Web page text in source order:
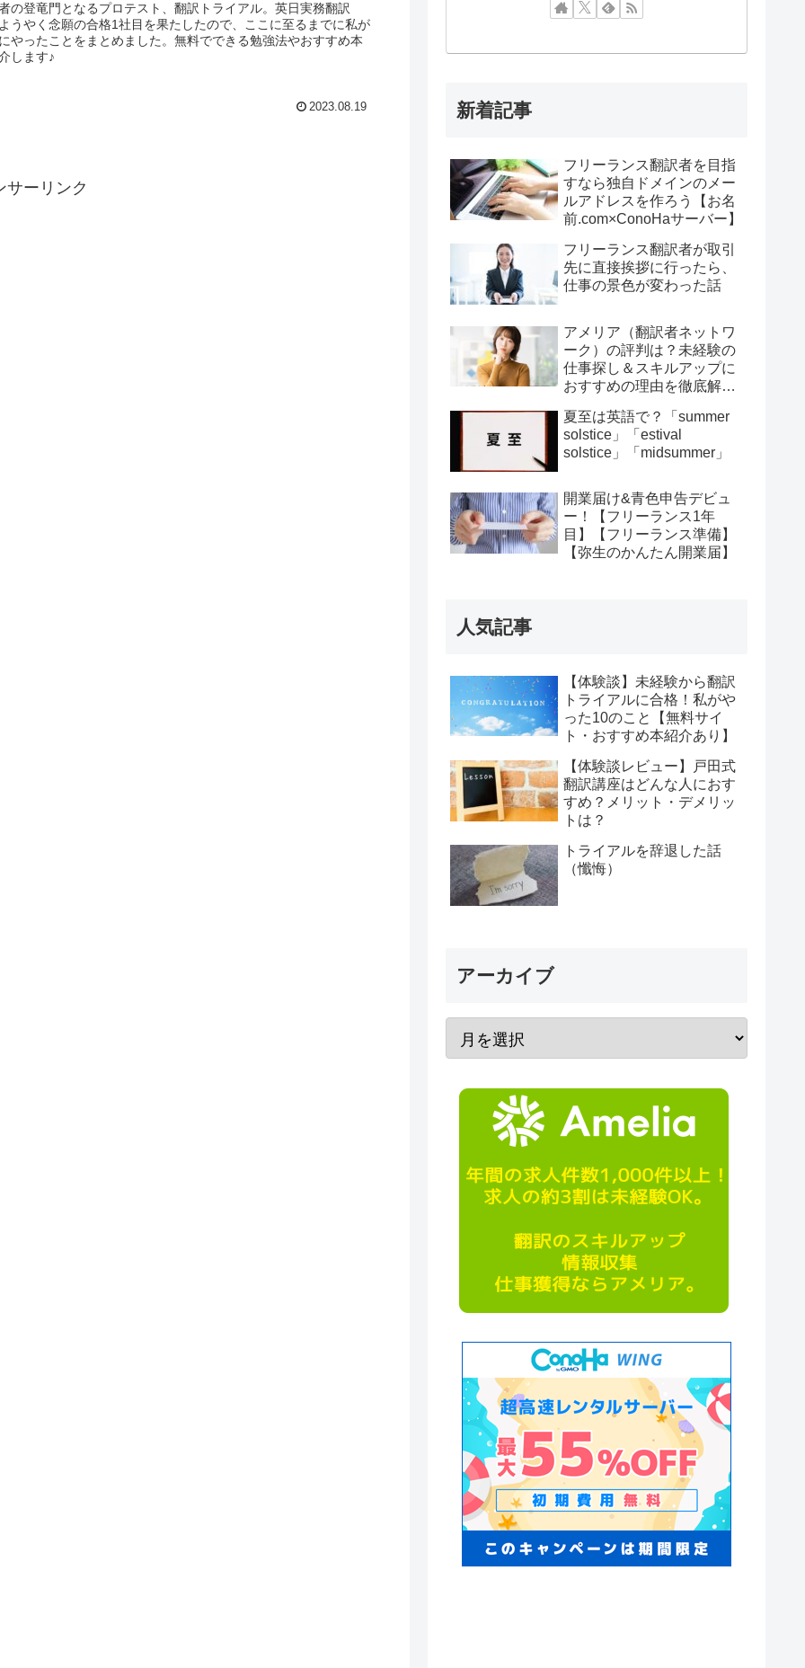
の登竜門となるプロテスト、翻訳トライアル。英日実務翻訳
うやく念願の合格1社目を果たしたので、ここに至るまでに私が
やったことをまとめました。無料でできる勉強法やおすすめ本
します♪
2023.08.19
サーリンク
新着記事
フリーランス翻訳者を目指
すなら独自ドメインのメー
ルアドレスを作ろう【お名
前.com×ConoHaサーバー】
フリーランス翻訳者が取引
先に直接挨拶に行ったら、
仕事の景色が変わった話
アメリア（翻訳者ネットワ
ーク）の評判は？未経験の
仕事探し＆スキルアップに
おすすめの理由を徹底解
夏至は英語で？「summer
solstice」「estival
solstice」「midsummer」
開業届け&青色申告デビュ
ー！【フリーランス1年
目】【フリーランス準備】
【弥生のかんたん開業届】
人気記事
【体験談】未経験から翻訳
トライアルに合格！私がや
った10のこと【無料サイ
ト・おすすめ本紹介あり】
【体験談レビュー】戸田式
翻訳講座はどんな人におす
すめ？メリット・デメリッ
トは？
トライアルを辞退した話
（懺悔）
アーカイブ